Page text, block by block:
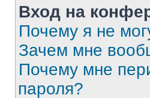
Вход на
Почему я не
Зачем мне
Почему мне
пароля?